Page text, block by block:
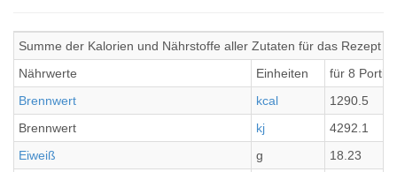
Summe der Kalorien und Nährstoffe aller Zutaten für das Rezept
Nährwerte
Einheiten
für 8
Brennwert
kcal
1290.5
Brennwert
kj
4292.1
Eiweiß
g
18.23